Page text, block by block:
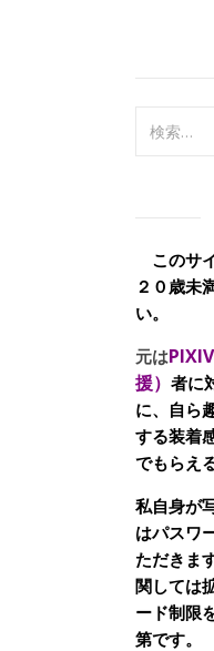
このサ
２０歳未
い。
元は
援） 者に
に、自ら
する装着
でもらえ
私自身が
はパスワ
ただきま
関しては
ード制限
第です。